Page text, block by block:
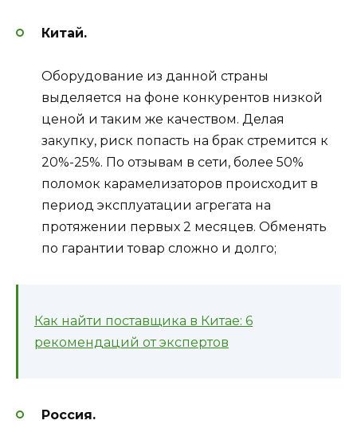
Китай.
Оборудование из данной страны
выделяется на фоне конкурентов низкой
ценой и таким же качеством. Делая
закупку, риск попасть на брак стремится к
20%-25%. По отзывам в сети, более 50%
поломок карамелизаторов происходит в
период эксплуатации агрегата на
протяжении первых 2 месяцев. Обменять
по гарантии товар сложно и долго;
Как найти поставщика в Китае: 6
рекомендаций от экспертов
Россия.